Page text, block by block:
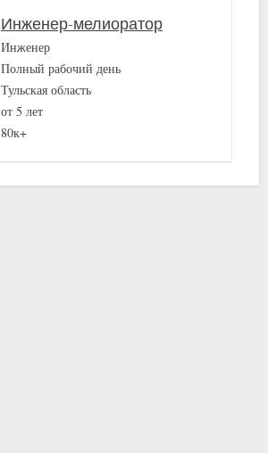
Инженер-мелиоратор
Инженер
Полный рабочий день
Тульская область
от 5 лет
80к+